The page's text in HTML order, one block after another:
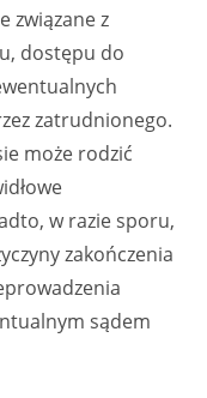
związane z
dostępu do
zatrudnionego.
może rodzić
w razie sporu,
zakończenia
sądem